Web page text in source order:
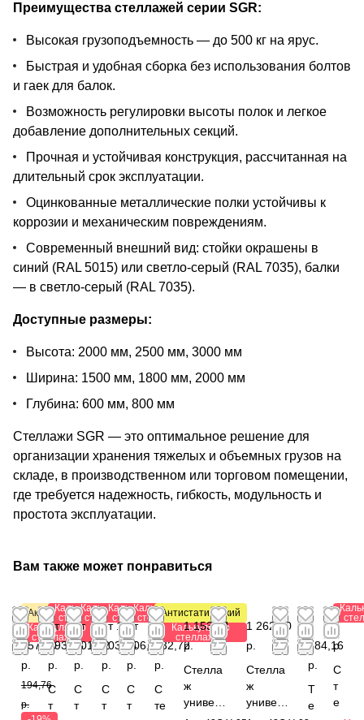
Преимущества стеллажей серии SGR:
Высокая грузоподъемность — до 500 кг на ярус.
Быстрая и удобная сборка без использования болтов
и гаек для балок.
Возможность регулировки высоты полок и легкое
добавление дополнительных секций.
Прочная и устойчивая конструкция, рассчитанная на
длительный срок эксплуатации.
Оцинкованные металлические полки устойчивы к
коррозии и механическим повреждениям.
Современный внешний вид: стойки окрашены в
синий (RAL 5015) или светло-серый (RAL 7035), балки
— в светло-серый (RAL 7035).
Доступные размеры:
Высота: 2000 мм, 2500 мм, 3000 мм
Ширина: 1500 мм, 1800 мм, 2000 мм
Глубина: 600 мм, 800 мм
Стеллажи SGR — это оптимальное решение для
организации хранения тяжелых и объемных грузов на
складе, в производственном или торговом помещении,
где требуется надежность, гибкость, модульность и
простота эксплуатации.
Вам также может понравиться
Акция
Калькулятор
стеллажей
от
157,80
р.
194,76
р.
Калькулятор
стеллажей
от
293,28
р.
С
т
Калькулятор
стеллажей
от
501,12
р.
С
т
Калькулятор
стеллажей
от 1
203,84
р.
С
т
Калькулятор
стеллажей
от
206,88
р.
С
т
Антистатический
Калькулятор
стеллажей
от 1
032,72
р.
С
те
1 153,44
р.
Стелла
ж
универс
1 262,40
р.
Стелла
ж
универс
1
784,16
р.
Т
е
0
р.
С
т
е